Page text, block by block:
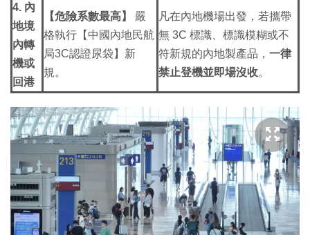
4. 內
地境
內轉
機或
回港
【危險系數最高】
嚴
格執行【中國內地民航
局3C認證尿袋】新
規。
凡在內地機場出發，若攜帶
無 3C 標識、標識模糊或不
符新規的內地製產品， 一律
禁止登機並即場沒收。